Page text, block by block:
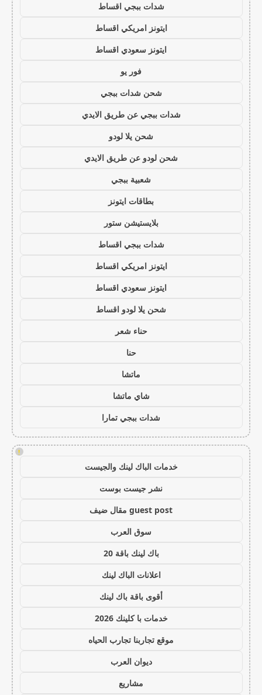
شدات ببجي اقساط
ايتونز امريكي اقساط
ايتونز سعودي اقساط
فور يو
شحن شدات ببجي
شدات ببجي عن طريق الايدي
شحن يلا لودو
شحن لودو عن طريق الايدي
شعبية ببجي
بطاقات ايتونز
بلايستيشن ستور
شدات ببجي اقساط
ايتونز امريكي اقساط
ايتونز سعودي اقساط
شحن يلا لودو اقساط
حناء شعر
حنا
ماتشا
شاي ماتشا
شدات ببجي تمارا
!
خدمات الباك لينك والجيست
نشر جيست بوست
guest post مقال ضيف
سوق العرب
باك لينك باقة 20
اعلانات الباك لينك
أقوى باقة باك لينك
خدمات با كلينك 2026
موقع تجاربنا تجارب الحياه
ديوان العرب
مشاريع